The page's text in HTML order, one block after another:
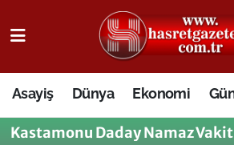
Asayiş Dünya Ekonomi
Kastamonu Daday Namaz
Osmaniye Nöbetçi Eczaneler
Osmaniye Hava Durumu